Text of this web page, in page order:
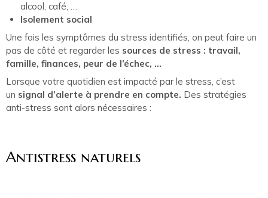
alcool, café, …
Isolement social
Une fois les symptômes du stress identifiés, on peut faire un
pas de côté et regarder les sources de stress : travail,
famille, finances, peur de l’échec, …
Lorsque votre quotidien est impacté par le stress, c’est
un signal d’alerte à prendre en compte. Des stratégies
anti-stress sont alors nécessaires :
Antistress naturels